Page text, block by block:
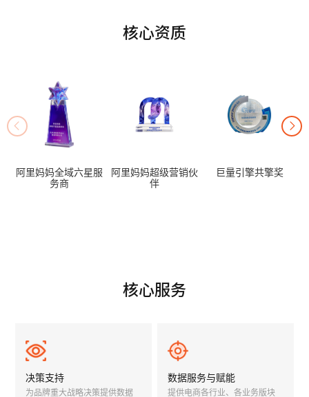
核心资质
阿里妈妈全域六星服
务商
阿里妈妈超级营销伙
伴
巨量引擎共擎奖
核心服务
决策支持
为品牌重大战略决策提供数据
数据服务与赋能
提供电商各行业、各业务版块